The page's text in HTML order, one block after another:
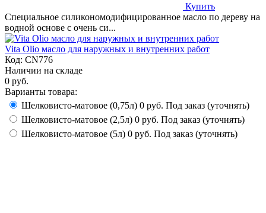
Купить
Специальное силикономодифицированное масло по дереву на
водной основе с очень си...
Vita Olio масло для наружных и внутренних работ
Код: CN776
Наличии на складе
0 руб.
Варианты товара:
Шелковисто-матовое (0,75л) 0 руб. Под заказ (уточнять)
Шелковисто-матовое (2,5л) 0 руб. Под заказ (уточнять)
Шелковисто-матовое (5л) 0 руб. Под заказ (уточнять)